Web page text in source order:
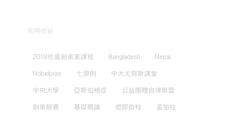
常用標籤
2018社會創業家課程 Bangladesh Nepal
Nobelprize 七原則 中大尤努斯講堂
中央大學 亞斯伯格症 公益團體自律聯盟
創業競賽 基礎概論 塑膠微粒 孟加拉